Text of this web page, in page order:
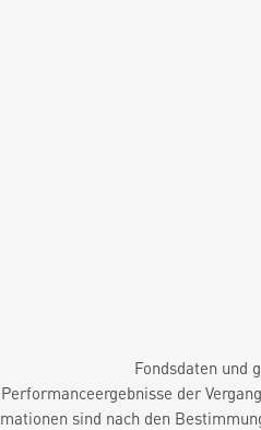
Fondsdaten und
Performanceergebnisse der
sind nach den